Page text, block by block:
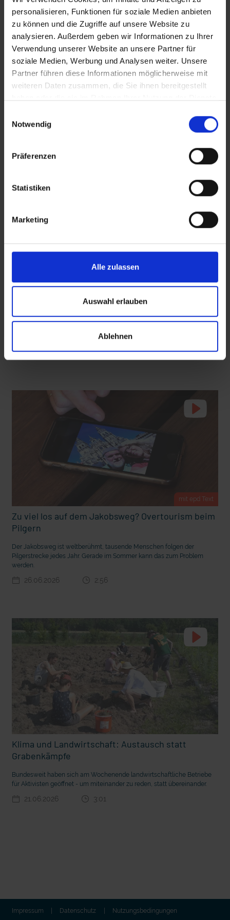
personalisieren, Funktionen für soziale Medien anbieten
zu können und die Zugriffe auf unsere Website zu
analysieren. Außerdem geben wir Informationen zu Ihrer
Verwendung unserer Website an unsere Partner für
soziale Medien, Werbung und Analysen weiter. Unsere
Partner führen diese Informationen möglicherweise mit
weiteren Daten zusammen, die Sie ihnen bereitgestellt
Notwendig
Präferenzen
Statistiken
Marketing
Alle zulassen
Auswahl erlauben
Ablehnen
In Sicherheit in Deutschland, in Gedanken im Krieg
Nachhaltige Geldanlage: Rendite mit gutem Gewissen?
Ostern erleben wie vor 2000 Jahren in Jerusalem
Zusätzliches Material
Bilder
Diese Beiträge könnten Sie auch
Diese Tierklinik macht kleine Vögel wieder fit
Ehrenamtlliche Helfer versorgen junge Vögel bis zur Auswilderung
07.08.2026 2:30
mit epd Text
Zu viel los auf dem Jakobsweg? Overtourism beim
Pilgern
Der Jakobsweg ist weltberühmt, tausende Menschen folgen der
Pilgerstrecke jedes Jahr. Gerade im Sommer kann das zum Problem
werden.
26.06.2026 2:56
Klima und Landwirtschaft: Austausch statt
Grabenkämpfe
Bundesweit haben sich am Wochenende landwirtschaftliche Betriebe
für Aktivisten geöffnet - um miteinander zu reden, statt übereinander.
21.06.2026 3:01
Impressum Datenschutz Nutzungsbedingungen